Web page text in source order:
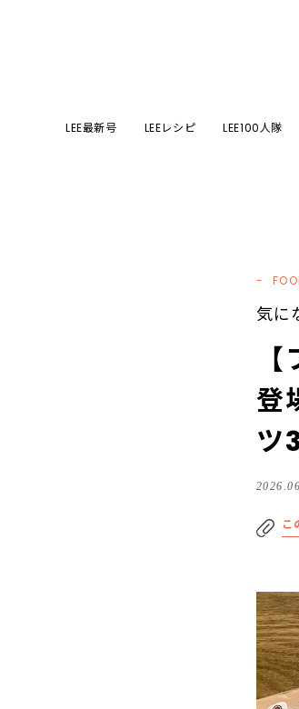
LEE最新号 LEEレシピ LEE100人隊
気に
登
ツ
こ